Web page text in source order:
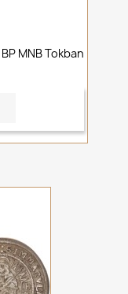
MNB Tokban